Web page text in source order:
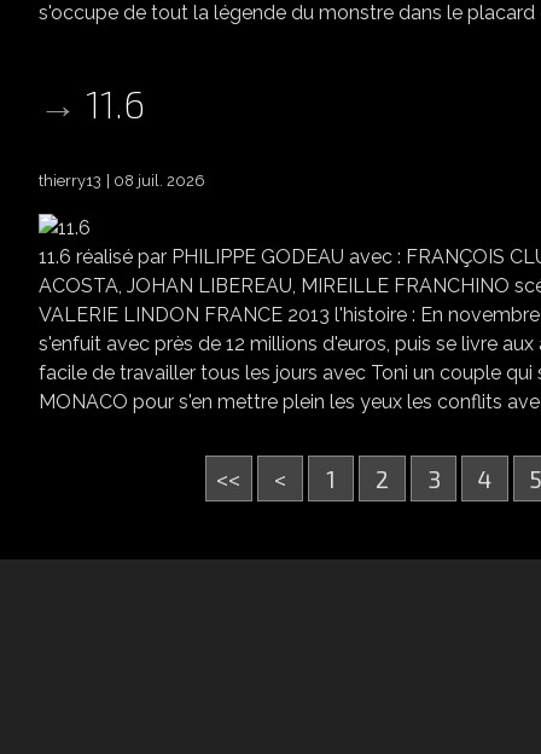
s'occupe de tout la légende du monstre dans le placard
11.6
thierry13 08 juil. 2026
11.6 réalisé par PHILIPPE GODEAU avec : FRANÇOIS
ACOSTA, JOHAN LIBEREAU, MIREILLE FRANCHINO
VALERIE LINDON FRANCE 2013 l'histoire : En
s'enfuit avec près de 12 millions d'euros, puis se livre
facile de travailler tous les jours avec Toni un couple
MONACO pour s'en mettre plein les yeux les conflits
<< < 1 2 3 4